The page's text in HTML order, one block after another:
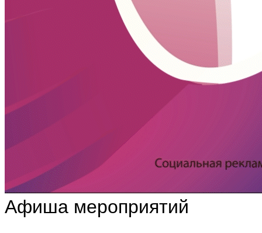
Афиша мероприятий